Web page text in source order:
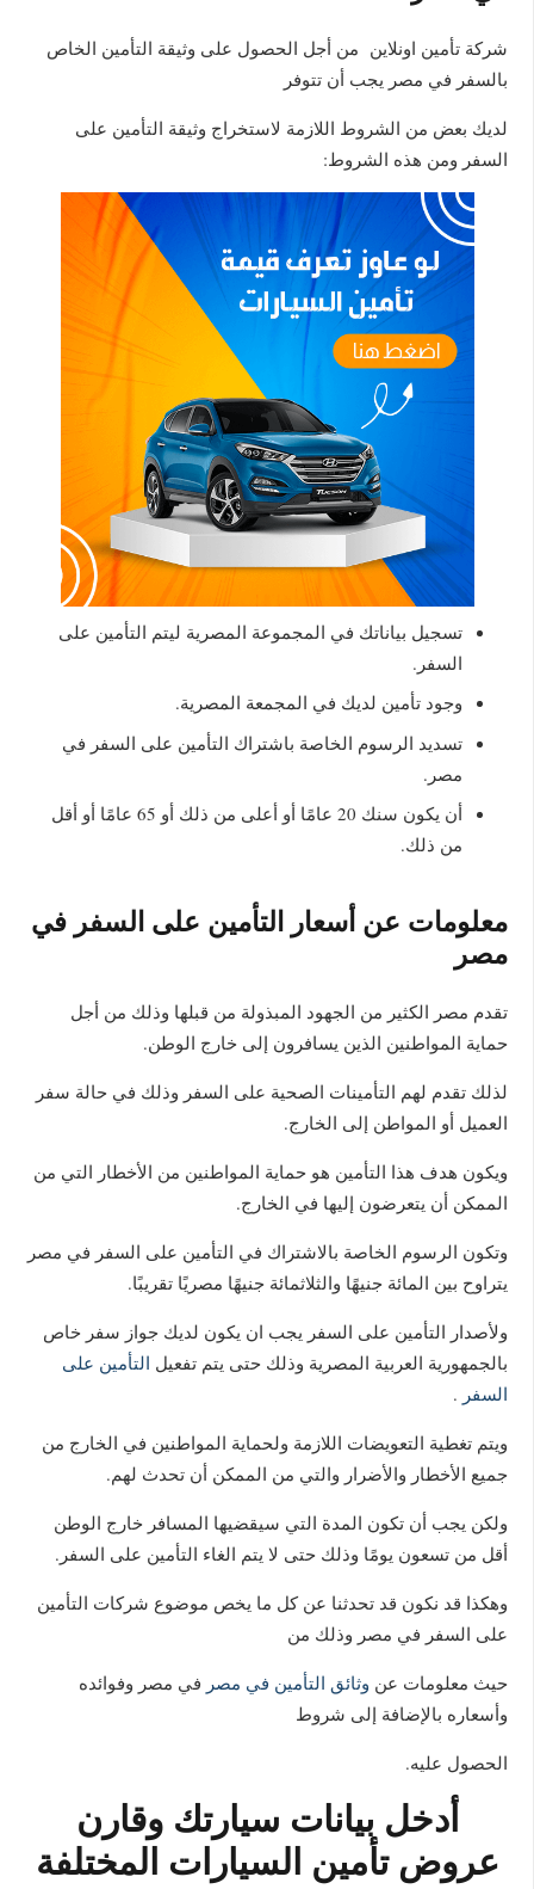
شركة تأمين اونلاين من أجل الحصول على وثيقة التأمين الخاص
بالسفر في مصر يجب أن تتوفر
لديك بعض من الشروط اللازمة لاستخراج وثيقة التأمين على
السفر ومن هذه الشروط:
تسجيل بياناتك في المجموعة المصرية ليتم التأمين على
السفر.
وجود تأمين لديك في المجمعة المصرية.
تسديد الرسوم الخاصة باشتراك التأمين على السفر في
مصر.
أن يكون سنك 20 عامًا أو أعلى من ذلك أو 65 عامًا أو أقل
من ذلك.
معلومات عن أسعار التأمين على السفر في
مصر
تقدم مصر الكثير من الجهود المبذولة من قبلها وذلك من أجل
حماية المواطنين الذين يسافرون إلى خارج الوطن.
لذلك تقدم لهم التأمينات الصحية على السفر وذلك في حالة سفر
العميل أو المواطن إلى الخارج.
ويكون هدف هذا التأمين هو حماية المواطنين من الأخطار التي من
الممكن أن يتعرضون إليها في الخارج.
وتكون الرسوم الخاصة بالاشتراك في التأمين على السفر في مصر
يتراوح بين المائة جنيهًا والثلاثمائة جنيهًا مصريًا تقريبًا.
ولأصدار التأمين على السفر يجب ان يكون لديك جواز سفر خاص
بالجمهورية العربية المصرية وذلك حتى يتم تفعيل التأمين على
السفر .
ويتم تغطية التعويضات اللازمة ولحماية المواطنين في الخارج من
جميع الأخطار والأضرار والتي من الممكن أن تحدث لهم.
ولكن يجب أن تكون المدة التي سيقضيها المسافر خارج الوطن
أقل من تسعون يومًا وذلك حتى لا يتم الغاء التأمين على السفر.
وهكذا قد نكون قد تحدثنا عن كل ما يخص موضوع شركات التأمين
على السفر في مصر وذلك من
حيث معلومات عن وثائق التأمين في مصر في مصر وفوائده
وأسعاره بالإضافة إلى شروط
الحصول عليه.
أدخل بيانات سيارتك وقارن
عروض تأمين السيارات المختلفة